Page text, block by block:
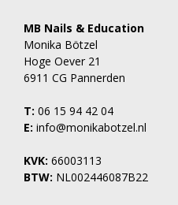
MB Nails & Education
Monika Bötzel
Hoge Oever 21
6911 CG Pannerden
T: 06 15 94 42 04
E: info@monikabotzel.nl
KVK: 66003113
BTW: NL002446087B22